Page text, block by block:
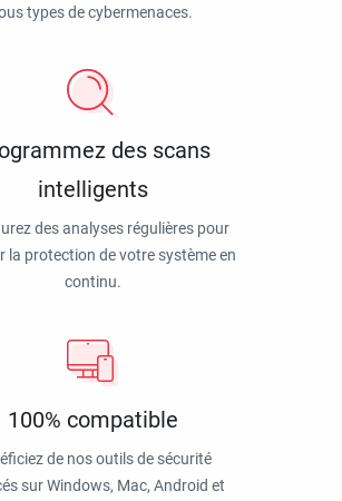
types de cybermenaces.
des scans
intelligents
des analyses régulières pour
la protection de votre système en
continu.
100% compatible
de nos outils de sécurité
sur Windows, Mac, Android et